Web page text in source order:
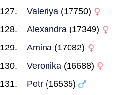
Valeriya (17750)
Alexandra (17349)
Amina (17082)
Veronika (16688)
Petr (16535)